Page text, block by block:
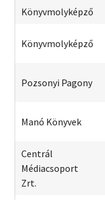
Könyvmolyképző
Könyvmolyképző
Pozsonyi Pagony
Manó Könyvek
Centrál
Médiacsoport
Zrt.